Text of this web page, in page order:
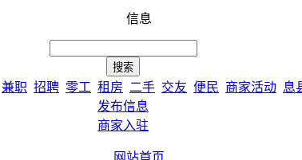
信息
兼职 招聘 零工 租房 二手 交友 便民 商家活动 息
发布信息
商家入驻
网站首页